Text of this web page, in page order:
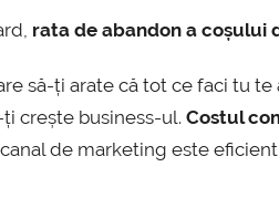
rata de abandon a coșului
să-ți arate că tot ce faci tu
crește business-ul. Costul
de marketing este